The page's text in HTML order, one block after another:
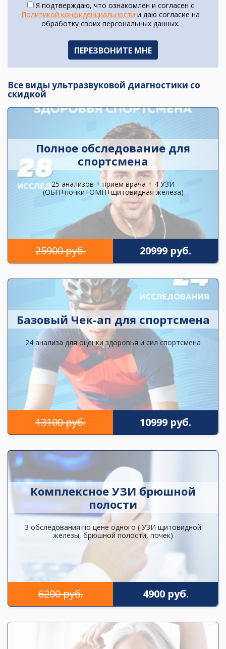
Я подтверждаю, что ознакомлен и согласен с
Политикой конфиденциальности и даю согласие на
обработку своих персональных данных.
Все виды ультразвуковой диагностики со
скидкой
Полное обследование для
спортсмена
25 анализов + прием врача + 4 УЗИ
(ОБП+почки+ОМП+щитовидная железа)
25900 руб. 20999 руб.
Базовый Чек-ап для спортсмена
24 анализа для оценки здоровья и сил спортсмена
13100 руб. 10999 руб.
Комплексное УЗИ брюшной
полости
3 обследования по цене одного ( УЗИ щитовидной
железы, брюшной полости, почек)
6200 руб. 4900 руб.